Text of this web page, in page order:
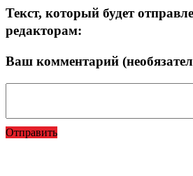
Текст, который будет
редакторам:
Ваш комментарий
Отправить